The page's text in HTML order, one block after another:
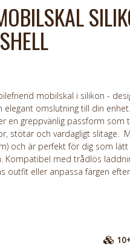
mobilskal i silikon -
omslutning till din
en greppvänlig passform som
stötar och vardagligt slitage.
och är perfekt för dig som
Kompatibel med trådlös
outfit eller anpassa färgen